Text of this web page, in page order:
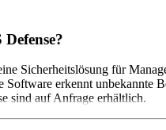
Sicherheitslösung für
erkennt unbekannte
sind auf Anfrage erhältlich.